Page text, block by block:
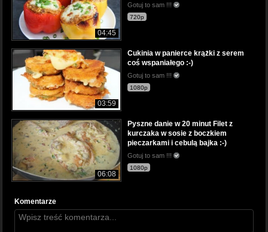
04:45
Gotuj to sam !!!
720p
03:59
Cukinia w panierce krążki z serem
coś wspaniałego :-)
Gotuj to sam !!!
1080p
06:08
Pyszne danie w 20 minut Filet z
kurczaka w sosie z boczkiem
pieczarkami i cebulą bajka :-)
Gotuj to sam !!!
1080p
Komentarze